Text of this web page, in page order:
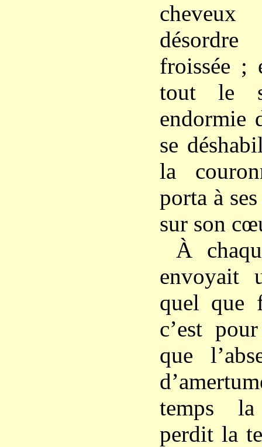
froissée ;
tout le
endormie
se
la
porta à
sur son
À
envoyait
quel que
c’est
que
temps
perdit la